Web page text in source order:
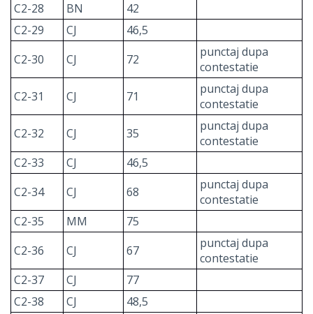
C2-28
BN
42
C2-29
CJ
46,5
C2-30
CJ 72
punctaj dupa
contestatie
C2-31
CJ 71
punctaj dupa
contestatie
C2-32
CJ 35
punctaj dupa
contestatie
C2-33
CJ
46,5
C2-34
CJ 68
punctaj dupa
contestatie
C2-35
MM
75
C2-36
CJ 67
punctaj dupa
contestatie
C2-37
CJ
77
C2-38
CJ 48,5